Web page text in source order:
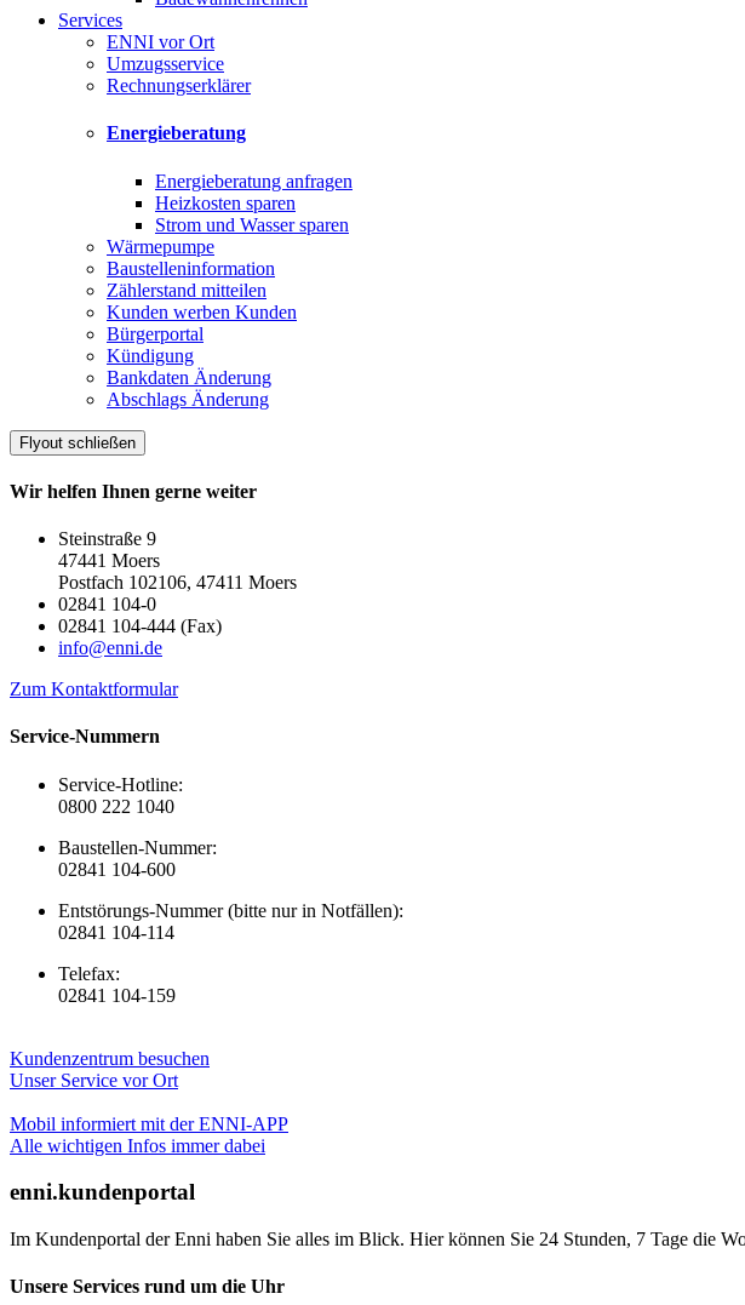
Services
ENNI vor Ort
Umzugsservice
Rechnungserklärer
Energieberatung
Energieberatung anfragen
Heizkosten sparen
Strom und Wasser sparen
Wärmepumpe
Baustelleninformation
Zählerstand mitteilen
Kunden werben Kunden
Bürgerportal
Kündigung
Bankdaten Änderung
Abschlags Änderung
Flyout schließen
Wir helfen Ihnen gerne weiter
Steinstraße 9
47441 Moers
Postfach 102106, 47411 Moers
02841 104-0
02841 104-444 (Fax)
info@enni.de
Zum Kontaktformular
Service-Nummern
Service-Hotline:
0800 222 1040
Baustellen-Nummer:
02841 104-600
Entstörungs-Nummer (bitte nur in Notfällen):
02841 104-114
Telefax:
02841 104-159
Kundenzentrum besuchen
Unser Service vor Ort
Mobil informiert mit der ENNI-APP
Alle wichtigen Infos immer dabei
enni.kundenportal
Im Kundenportal der Enni haben Sie alles im Blick. Hier können Sie 24 Stunden, 7 Tage die
Unsere Services rund um die Uhr